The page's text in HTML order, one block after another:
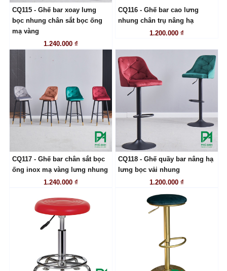
LIÊN HỆ
CQ115 - Ghế bar xoay lưng
bọc nhung chân sắt bọc ống
mạ vàng
1.240.000 ₫
LIÊN HỆ
CQ116 - Ghế bar cao lưng
nhung chân trụ nâng hạ
1.200.000 ₫
LIÊN HỆ
CQ117 - Ghế bar chân sắt bọc
ống inox mạ vàng lưng nhung
1.240.000 ₫
LIÊN HỆ
CQ118 - Ghế quầy bar nâng hạ
lưng bọc vải nhung
1.200.000 ₫